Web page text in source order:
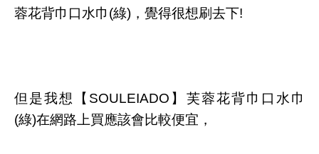
蓉花背巾口水巾(綠)，覺得很想刷去下!
但是我想【SOULEIADO】芙蓉花背巾口水巾
(綠)在網路上買應該會比較便宜，